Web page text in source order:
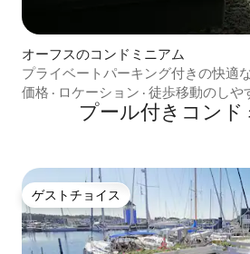
オーフスのコンドミニアム
プライベートパーキング付きの快適
価格 · ロケーション · 徒歩移動のしや
プール付きコン
ゲストチョイス
ゲストチョイス